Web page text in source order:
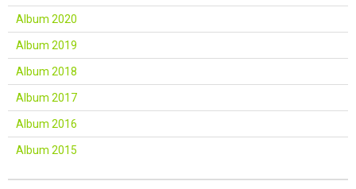
Album 2020
Album 2019
Album 2018
Album 2017
Album 2016
Album 2015